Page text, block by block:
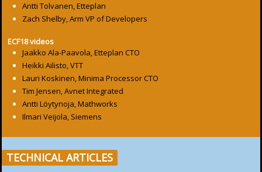
Antti Tolvanen, Etteplan
Zach Shelby, Arm VP of Developers
ECF18 videos
Jaakko Ala-Paavola, Etteplan CTO
Heikki Ailisto, VTT
Lauri Koskinen, Minima Processor CTO
Tim Jensen, Avnet Integrated
Antti Löytynoja, Mathworks
Ilmari Veijola, Siemens
TECHNICAL ARTICLES